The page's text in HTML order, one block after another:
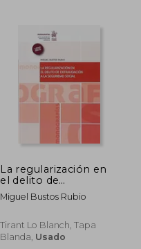
La regularización en
el delito de
defraudación a la
Seguridad Social
Miguel Bustos Rubio
Tirant Lo Blanch, Tapa
Blanda, Usado